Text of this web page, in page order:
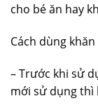
cho bé ăn hay
Cách dùng
– Trước khi sử
mới sử dụng thì